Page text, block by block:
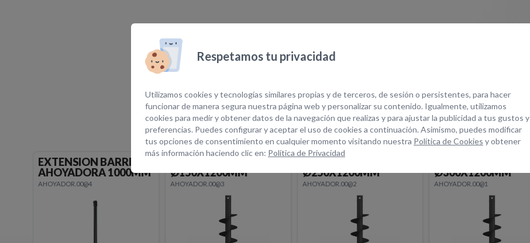
Equipos Relacionados
BARRENA STD
Ø150X1200MM
AHOYADOR.00@3
Ø250X1200MM
AHOYADOR.00@2
Ø300X1200MM
AHOYADOR.00@1
Ø400X1200MM
AHOYADOR.00@0
Respetamos tu privacidad
Utilizamos cookies y tecnologías similares propias y de terceros, de sesión o persistentes, para hacer
funcionar de manera segura nuestra página web y personalizar su contenido. Igualmente, utilizamos
cookies para medir y obtener datos de la navegación que realizas y para ajustar la publicidad a tus gustos y
preferencias. Puedes configurar y aceptar el uso de cookies a continuación. Asimismo, puedes modificar
tus opciones de consentimiento en cualquier momento visitando nuestra Política de Cookies y obtener
más información haciendo clic en: Política de Privacidad